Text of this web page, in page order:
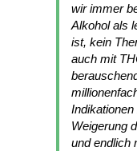
wir immer
Alkohol als
ist, kein
auch mit
Weigerung
und endlich